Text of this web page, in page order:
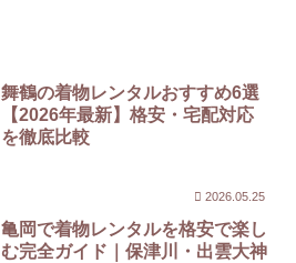
舞鶴の着物レンタルおすすめ6選
【2026年最新】格安・宅配対応
を徹底比較
2026.05.25
亀岡で着物レンタルを格安で楽し
む完全ガイド｜保津川・出雲大神